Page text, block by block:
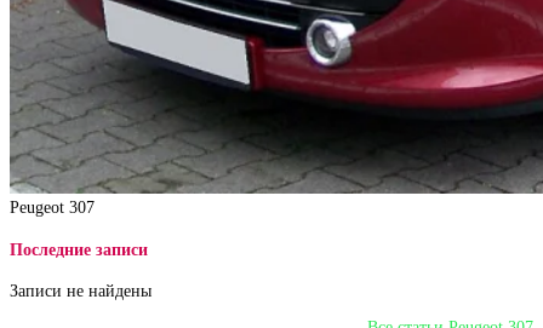
Peugeot 307
Последние записи
Записи не найдены